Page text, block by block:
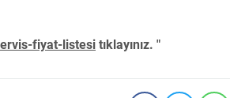
fiyat-listesi tıklayınız. "